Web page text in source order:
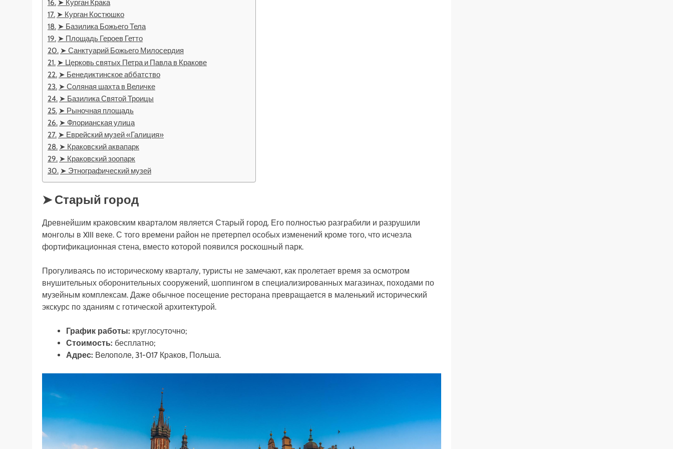
➤ Курган Крака
➤ Курган Костюшко
➤ Базилика Божьего Тела
➤ Площадь Героев Гетто
➤ Санктуарий Божьего Милосердия
➤ Церковь святых Петра и Павла в Кракове
➤ Бенедиктинское аббатство
➤ Соляная шахта в Величке
➤ Базилика Святой Троицы
➤ Рыночная площадь
➤ Флорианская улица
➤ Еврейский музей «Галиция»
➤ Краковский аквапарк
➤ Краковский зоопарк
➤ Этнографический музей
➤ Старый город
Древнейшим краковским кварталом является Старый город. Его полностью разграбили и разрушили
монголы в XIII веке. С того времени район не претерпел особых изменений кроме того, что исчезла
фортификационная стена, вместо которой появился роскошный парк.
Прогуливаясь по историческому кварталу, туристы не замечают, как пролетает время за осмотром
внушительных оборонительных сооружений, шоппингом в специализированных магазинах, походами по
музейным комплексам. Даже обычное посещение ресторана превращается в маленький исторический
экскурс по зданиям с готической архитектурой.
График работы: круглосуточно;
Стоимость: бесплатно;
Адрес: Велополе, 31-017 Краков, Польша.